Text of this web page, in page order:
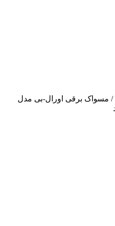
/ مسواک برقی اورال-بی مدل